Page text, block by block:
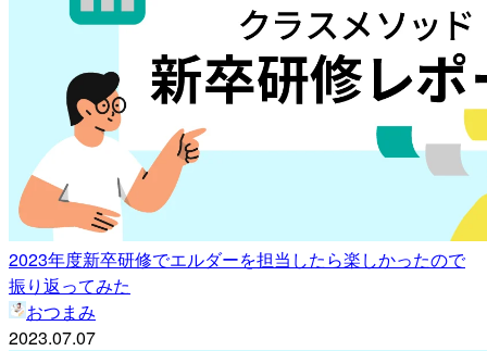
2023年度新卒研修でエルダーを担当したら楽しかったので
振り返ってみた
おつまみ
2023.07.07